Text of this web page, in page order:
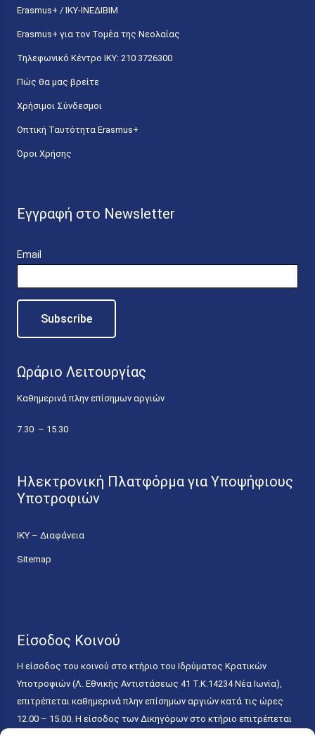
Erasmus+ / ΙΚΥ-ΙΝΕΔΙΒΙΜ
Erasmus+ για τον Τομέα της Νεολαίας
Τηλεφωνικό Κέντρο IKY: 210 3726300
Πώς θα μας βρείτε
Χρήσιμοι Σύνδεσμοι
Οπτική Ταυτότητα Erasmus+
Όροι Χρήσης
Εγγραφή στο Newsletter
Email
Ωράριο Λειτουργίας
Καθημερινά πλην επίσημων αργιών
7.30 – 15.30
Ηλεκτρονική Πλατφόρμα για Υποψήφιους
Υποτροφιών
ΙΚΥ – Διαφάνεια
Sitemap
Είσοδος Κοινού
Η είσοδος του κοινού στο κτήριο του Ιδρύματος Κρατικών
Υποτροφιών (Λ. Εθνικής Αντιστάσεως 41 T.K.14234 Νέα Ιωνία),
επιτρέπεται καθημερινά πλην επίσημων αργιών κατά τις ώρες
12.00 – 15.00. Η είσοδος των Δικηγόρων στο κτήριο επιτρέπεται